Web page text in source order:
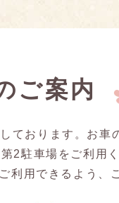
ご案内
ております。お車
2駐車場をご利用く
用できるよう、